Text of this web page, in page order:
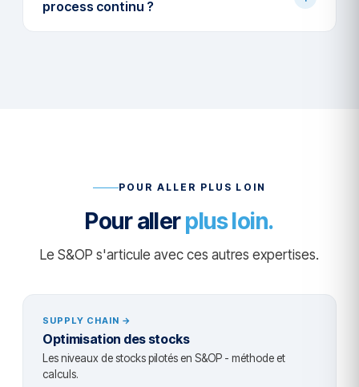
process continu ?
POUR ALLER PLUS LOIN
Pour allerplus loin.
Le S&OP s'articule avec ces autres expertises.
SUPPLY CHAIN →
Optimisation des stocks
Les niveaux de stocks pilotés en S&OP - méthode et
calculs.